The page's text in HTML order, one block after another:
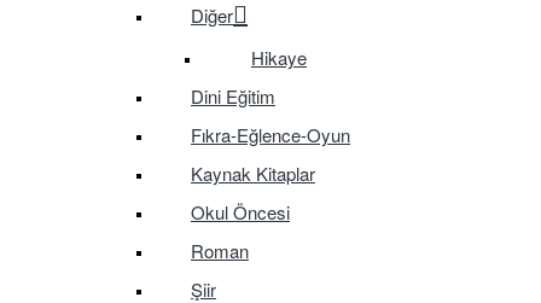
Diğer
Hikaye
Dini Eğitim
Fıkra-Eğlence-Oyun
Kaynak Kitaplar
Okul Öncesi
Roman
Şiir